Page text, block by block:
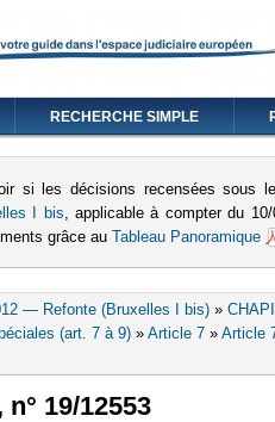
RECHERCHE SIMPLE
si les décisions recensées sous le
I bis, applicable à compter du
grâce au Tableau Panoramique
— Refonte (Bruxelles I bis) »
(art. 7 à 9) » Article 7 » Article
19/12553